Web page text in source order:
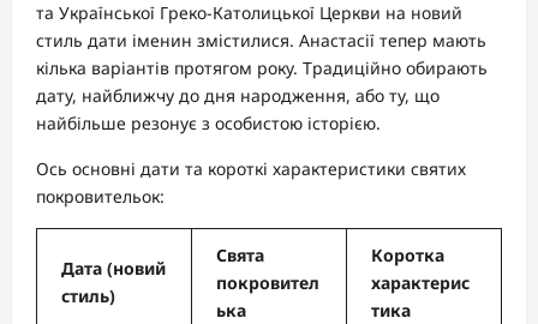
та Української Греко-Католицької Церкви на новий
стиль дати іменин змістилися. Анастасії тепер мають
кілька варіантів протягом року. Традиційно обирають
дату, найближчу до дня народження, або ту, що
найбільше резонує з особистою історією.
Ось основні дати та короткі характеристики святих
покровительок:
Дата (новий
стиль)
Свята
покровител
ька
Коротка
характерис
тика